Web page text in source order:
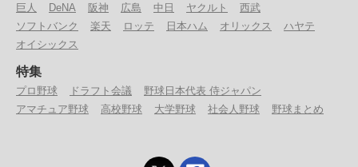
巨人 DeNA 阪神 広島 中日 ヤクルト
西武
ソフトバンク
楽天 ロッテ 日本ハム オリックス
ハヤテ
オイシックス
特集
プロ野球 ドラフト会議
野球日本代表 侍ジャパン
アマチュア野球
高校野球 大学野球 社会人野球 野球まとめ